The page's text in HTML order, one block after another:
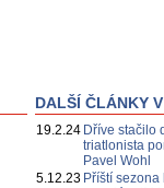
DALŠÍ ČLÁNKY
19.2.24 Dříve stačilo
triatlonista
Pavel Wohl
5.12.23 Příští